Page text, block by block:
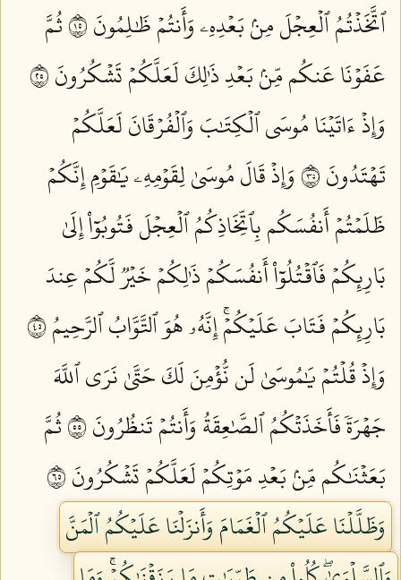
ٱتَّخَذۡتُمُ ٱلۡعِجۡلَ مِنۢ بَعۡدِهِۦ وَأَنتُمۡ ظَٰلِمُونَ ٥١
ثُمَّ
عَفَوۡنَا عَنكُم مِّنۢ بَعۡدِ ذَٰلِكَ لَعَلَّكُمۡ تَشۡكُرُونَ ٥٢
وَإِذۡ ءَاتَيۡنَا مُوسَى ٱلۡكِتَٰبَ وَٱلۡفُرۡقَانَ لَعَلَّكُمۡ
تَهۡتَدُونَ ٥٣
وَإِذۡ قَالَ مُوسَىٰ لِقَوۡمِهِۦ يَٰقَوۡمِ إِنَّكُمۡ
ظَلَمۡتُمۡ أَنفُسَكُم بِٱتِّخَاذِكُمُ ٱلۡعِجۡلَ فَتُوبُوٓاْ إِلَىٰ
بَارِئِكُمۡ فَٱقۡتُلُوٓاْ أَنفُسَكُمۡ ذَٰلِكُمۡ خَيۡرٞ لَّكُمۡ عِندَ
بَارِئِكُمۡ فَتَابَ عَلَيۡكُمۡۚ إِنَّهُۥ هُوَ ٱلتَّوَّابُ ٱلرَّحِيمُ ٥٤
وَإِذۡ قُلۡتُمۡ يَٰمُوسَىٰ لَن نُّؤۡمِنَ لَكَ حَتَّىٰ نَرَى ٱللَّهَ
جَهۡرَةٗ فَأَخَذَتۡكُمُ ٱلصَّٰعِقَةُ وَأَنتُمۡ تَنظُرُونَ ٥٥
ثُمَّ
بَعَثۡنَٰكُم مِّنۢ بَعۡدِ مَوۡتِكُمۡ لَعَلَّكُمۡ تَشۡكُرُونَ ٥٦
وَظَلَّلۡنَا عَلَيۡكُمُ ٱلۡغَمَامَ وَأَنزَلۡنَا عَلَيۡكُمُ ٱلۡمَنَّ